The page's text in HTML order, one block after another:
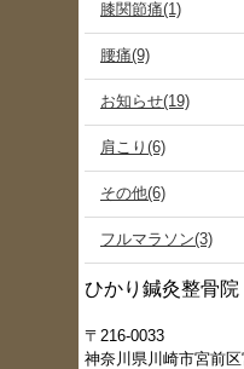
膝関節痛(1)
腰痛(9)
お知らせ(19)
肩こり(6)
その他(6)
フルマラソン(3)
ひかり鍼灸整骨
〒216-0033
神奈川県川崎市宮前